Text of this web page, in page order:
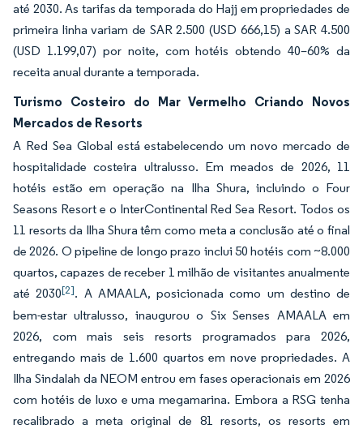
até 2030. As tarifas da temporada do Hajj em propriedades de
primeira linha variam de SAR 2.500 (USD 666,15) a SAR 4.500
(USD 1.199,07) por noite, com hotéis obtendo 40–60% da
receita anual durante a temporada.
Turismo Costeiro do Mar Vermelho Criando Novos
Mercados de Resorts
A Red Sea Global está estabelecendo um novo mercado de
hospitalidade costeira ultralusso. Em meados de 2026, 11
hotéis estão em operação na Ilha Shura, incluindo o Four
Seasons Resort e o InterContinental Red Sea Resort. Todos os
11 resorts da Ilha Shura têm como meta a conclusão até o final
de 2026. O pipeline de longo prazo inclui 50 hotéis com ~8.000
quartos, capazes de receber 1 milhão de visitantes anualmente
até 2030[2]. A AMAALA, posicionada como um destino de
bem-estar ultralusso, inaugurou o Six Senses AMAALA em
2026, com mais seis resorts programados para 2026,
entregando mais de 1.600 quartos em nove propriedades. A
Ilha Sindalah da NEOM entrou em fases operacionais em 2026
com hotéis de luxo e uma megamarina. Embora a RSG tenha
recalibrado a meta original de 81 resorts, os resorts em